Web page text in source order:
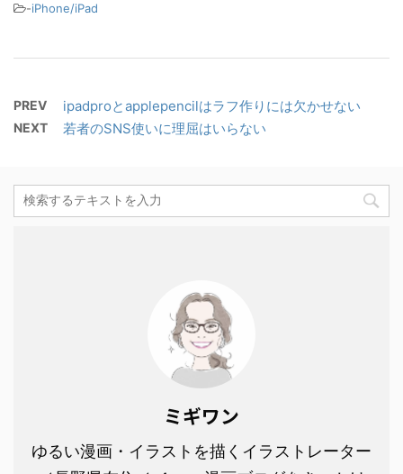
-iPhone/iPad
PREV ipadproとapplepencilはラフ作りには欠かせない
NEXT 若者のSNS使いに理屈はいらない
ミギワン
ゆるい漫画・イラストを描くイラストレーター